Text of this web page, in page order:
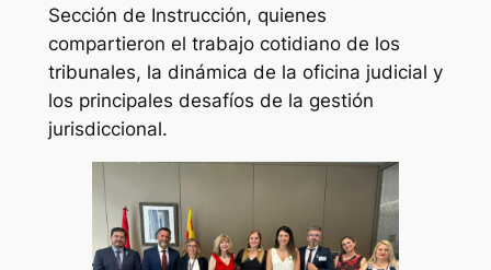
Sección de Instrucción, quienes
compartieron el trabajo cotidiano de los
tribunales, la dinámica de la oficina judicial y
los principales desafíos de la gestión
jurisdiccional.